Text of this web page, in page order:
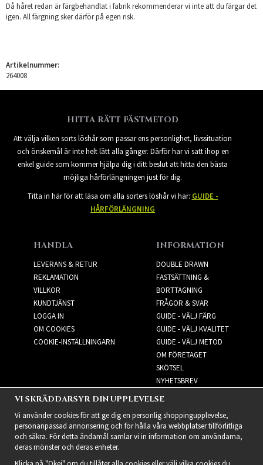
Då håret redan är färgbehandlat i fabrik rekommenderar vi inte att du färgar det
igen. All färgning sker därför på egen risk.
Artikelnummer:
264008
HITTA RÄTT FÄSTMETOD
Att välja vilken sorts löshår som passar ens personlighet, livssituation
och önskemål är inte helt lätt alla gånger. Därför har vi satt ihop en
enkel guide som kommer hjälpa dig i ditt beslut att hitta den bästa
möjliga hårförlängningen just för dig.
Titta in här för att läsa om alla sorters löshår vi har: GUIDE -
HÅRFÖRLÄNGNING
HANDLA
LEVERANS & RETUR
REKLAMATION
VILLKOR
KUNDTJÄNST
LOGGA IN
OM COOKIES
COOKIE-INSTÄLLNINGARN
INFORMATION
DOUBLE DRAWN
FASTSÄTTNING &
BORTTAGNING
FRÅGOR & SVAR
GUIDE - VÄLJ FÄRG
GUIDE - VÄLJ KVALITET
GUIDE - VÄLJ METOD
OM FÖRETAGET
SKÖTSEL
NYHETSBREV
NYHETSBREV
VI SKRÄDDARSYR DIN UPPLEVELSE
Vi använder cookies för att ge dig en personlig shoppingupplevelse,
personanpassad annonsering och för hålla våra webbplatser tillförlitliga
och säkra. För detta ändamål samlar vi in information om användarna,
deras mönster och deras enheter.